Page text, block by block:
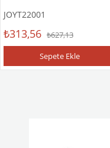
JOYT22001
₺313,56 ₺627,13
Sepete Ekle